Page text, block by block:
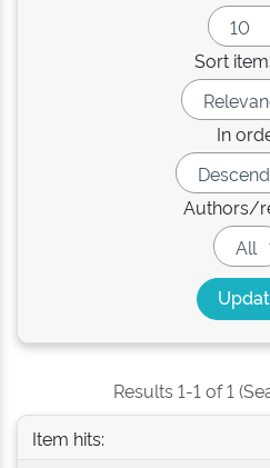
Sort
In
Authors/
Results 1-1 of 1
Item hits: